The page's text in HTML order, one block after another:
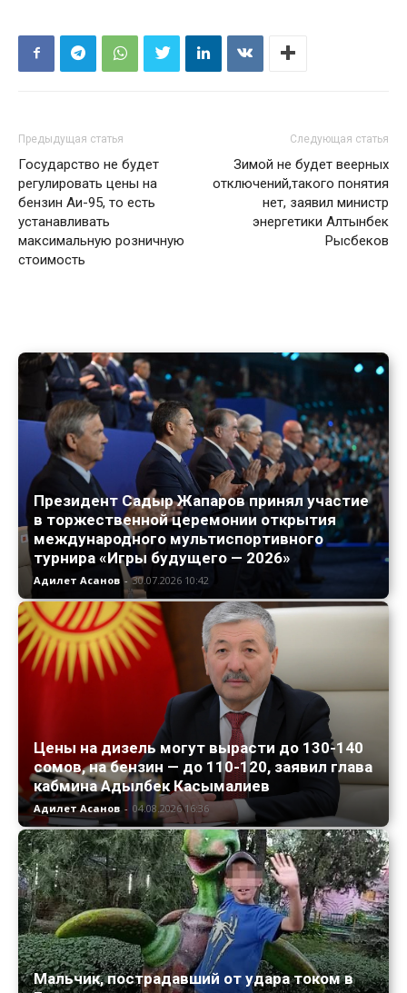
Предыдущая статья
Государство не будет
регулировать цены на
бензин Аи-95, то есть
устанавливать
максимальную розничную
стоимость
Следующая статья
Зимой не будет веерных
отключений,такого понятия
нет, заявил министр
энергетики Алтынбек
Рысбеков
Президент Садыр Жапаров принял участие
в торжественной церемонии открытия
международного мультиспортивного
турнира «Игры будущего — 2026»
Адилет Асанов - 30.07.2026 10:42
Цены на дизель могут вырасти до 130-140
сомов, на бензин — до 110-120, заявил глава
кабмина Адылбек Касымалиев
Адилет Асанов - 04.08.2026 16:36
Мальчик, пострадавший от удара током в